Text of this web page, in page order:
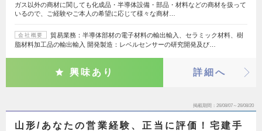
ガス以外の商材に関しても化成品・半導体設備・部品・材料などの商材を扱って
いるので、ご経験やご本人の希望に応じて様々な商材…
会社概要
貿易業務：半導体部材の電子材料の輸出輸入、セラミック材料、樹
脂材料加工品の輸出輸入 開発製造：レベルセンサーの研究開発及び…
興味あり 詳細へ
掲載期間 26/08/07～26/08/20
山形/あなたの営業経験、正当に評価！宅建手